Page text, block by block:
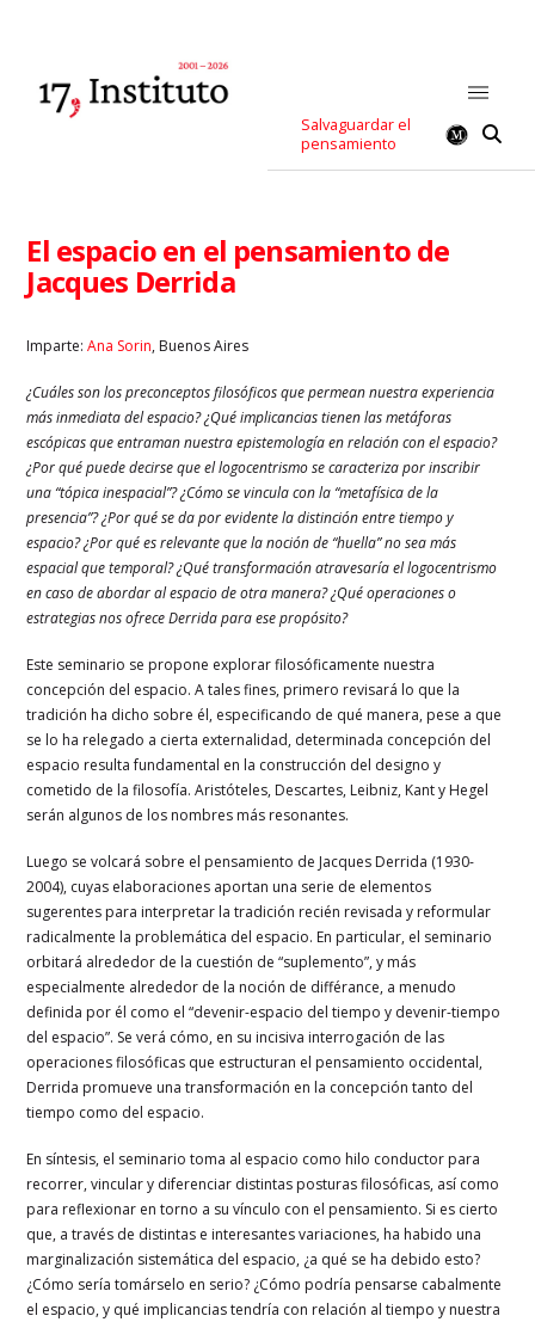
Salvaguardar el
pensamiento
El espacio en el pensamiento de
Jacques Derrida
Imparte:Ana Sorin, Buenos Aires
¿Cuáles son los preconceptos filosóficos que permean nuestra experiencia
más inmediata del espacio? ¿Qué implicancias tienen las metáforas
escópicas que entraman nuestra epistemología en relación con el espacio?
¿Por qué puede decirse que el logocentrismo se caracteriza por inscribir
una “tópica inespacial”? ¿Cómo se vincula con la “metafísica de la
presencia”? ¿Por qué se da por evidente la distinción entre tiempo y
espacio? ¿Por qué es relevante que la noción de “huella” no sea más
espacial que temporal? ¿Qué transformación atravesaría el logocentrismo
en caso de abordar al espacio de otra manera? ¿Qué operaciones o
estrategias nos ofrece Derrida para ese propósito?
Este seminario se propone explorar filosóficamente nuestra
concepción del espacio. A tales fines, primero revisará lo que la
tradición ha dicho sobre él, especificando de qué manera, pese a que
se lo ha relegado a cierta externalidad, determinada concepción del
espacio resulta fundamental en la construcción del designo y
cometido de la filosofía. Aristóteles, Descartes, Leibniz, Kant y Hegel
serán algunos de los nombres más resonantes.
Luego se volcará sobre el pensamiento de Jacques Derrida (1930-
2004), cuyas elaboraciones aportan una serie de elementos
sugerentes para interpretar la tradición recién revisada y reformular
radicalmente la problemática del espacio. En particular, el seminario
orbitará alrededor de la cuestión de “suplemento”, y más
especialmente alrededor de la noción de différance, a menudo
definida por él como el “devenir-espacio del tiempo y devenir-tiempo
del espacio”. Se verá cómo, en su incisiva interrogación de las
operaciones filosóficas que estructuran el pensamiento occidental,
Derrida promueve una transformación en la concepción tanto del
tiempo como del espacio.
En síntesis, el seminario toma al espacio como hilo conductor para
recorrer, vincular y diferenciar distintas posturas filosóficas, así como
para reflexionar en torno a su vínculo con el pensamiento. Si es cierto
que, a través de distintas e interesantes variaciones, ha habido una
marginalización sistemática del espacio, ¿a qué se ha debido esto?
¿Cómo sería tomárselo en serio? ¿Cómo podría pensarse cabalmente
el espacio, y qué implicancias tendría con relación al tiempo y nuestra